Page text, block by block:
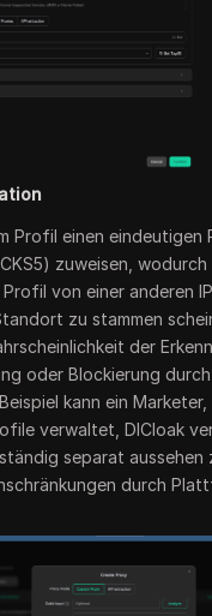
Profil einen eindeutigen
zuweisen,
von einer anderen
zu stammen
der
oder Blockierung
kann ein
verwaltet, DICloak
separat aussehen
durch